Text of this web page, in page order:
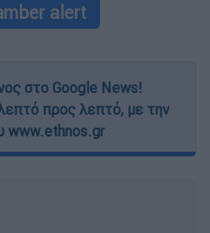
alert
στο Google News!
προς λεπτό, με την
www.ethnos.gr